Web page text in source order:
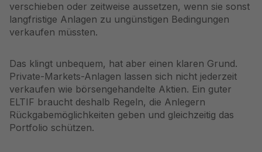
verschieben oder zeitweise aussetzen, wenn sie sonst
langfristige Anlagen zu ungünstigen Bedingungen
verkaufen müssten.
Das klingt unbequem, hat aber einen klaren Grund.
Private-Markets-Anlagen lassen sich nicht jederzeit
verkaufen wie börsengehandelte Aktien. Ein guter
ELTIF braucht deshalb Regeln, die Anlegern
Rückgabemöglichkeiten geben und gleichzeitig das
Portfolio schützen.